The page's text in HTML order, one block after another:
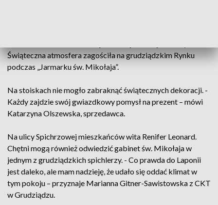
Świąteczna atmosfera zagościła na grudziądzkim Rynku
podczas „Jarmarku św. Mikołaja”.
Na stoiskach nie mogło zabraknąć świątecznych dekoracji. -
Każdy zajdzie swój gwiazdkowy pomysł na prezent – mówi
Katarzyna Olszewska, sprzedawca.
Na ulicy Spichrzowej mieszkańców wita Renifer Leonard.
Chętni mogą również odwiedzić gabinet św. Mikołaja w
jednym z grudziądzkich spichlerzy. - Co prawda do Laponii
jest daleko, ale mam nadzieję, że udało się oddać klimat w
tym pokoju – przyznaje Marianna Gitner-Sawistowska z CKT
w Grudziądzu.